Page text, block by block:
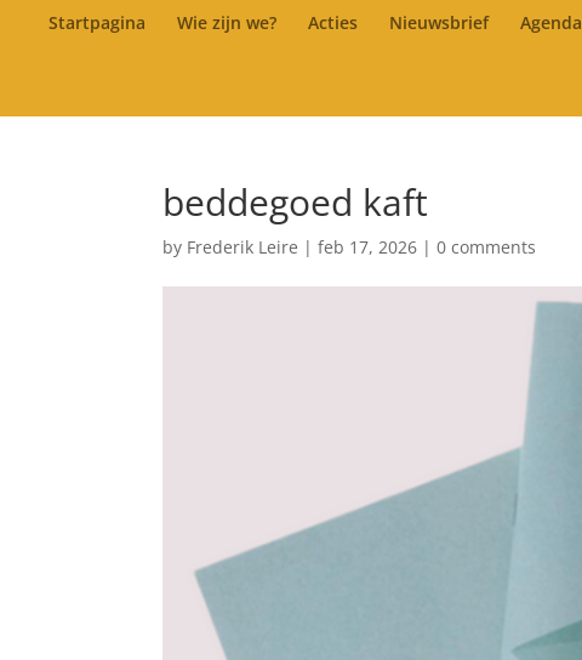
Startpagina Wie zijn we? Acties Nieuwsbrief Agenda
beddegoed kaft
by Frederik Leire |feb 17, 2026 |0 comments